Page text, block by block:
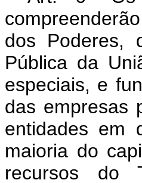
dos Poderes,
Pública da
especiais, e
das empresas
entidades em
maioria do
recursos do